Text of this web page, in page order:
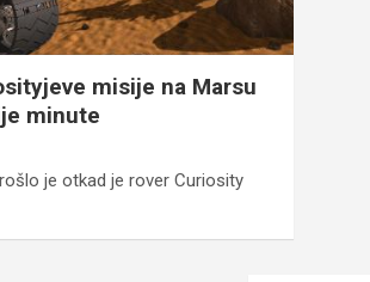
misije na Marsu
minute
je otkad je rover Curiosity